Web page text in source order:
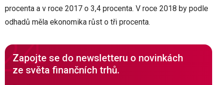
procenta a v roce 2017 o 3,4 procenta. V roce 2018 by podle
odhadů měla ekonomika růst o tři procenta.
Zapojte se do newsletteru o novinkách
ze světa finančních trhů.